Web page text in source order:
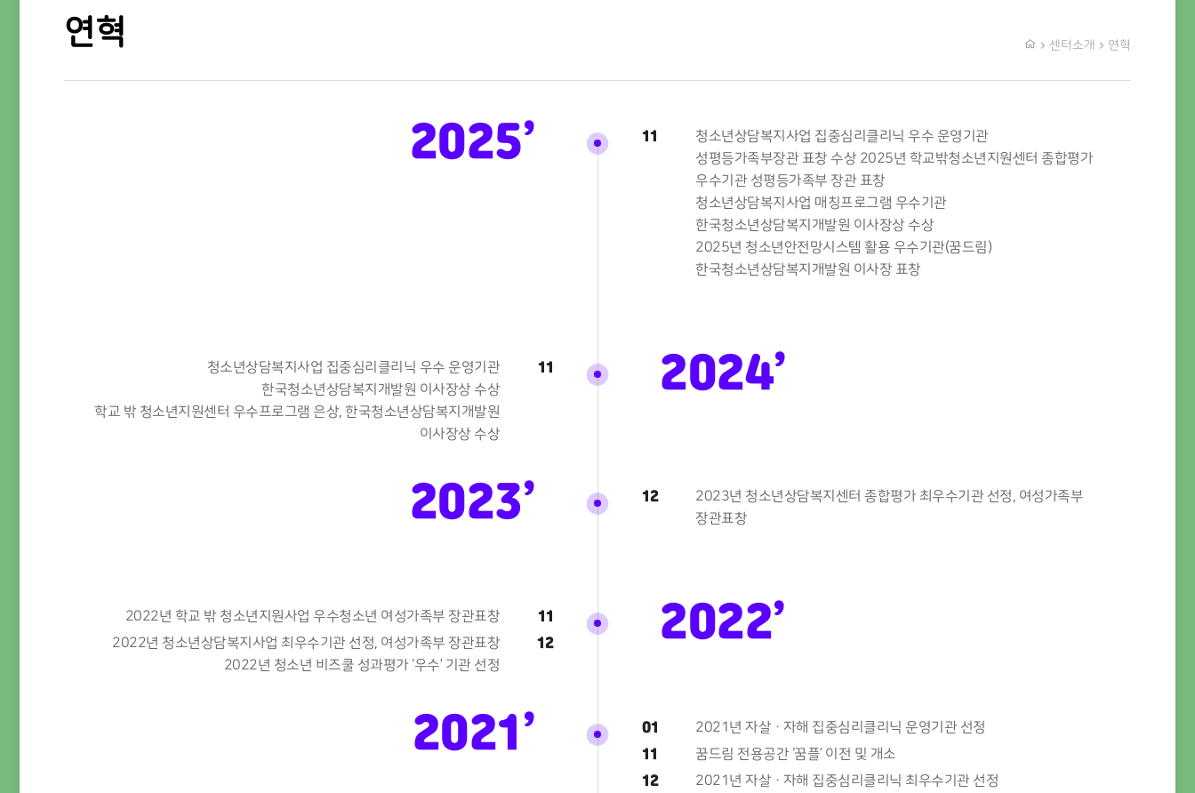
연혁 센터소개 연혁
2025’ 11
청소년상담복지사업 집중심리클리닉 우수 운영기관
성평등가족부장관 표창 수상 2025년 학교밖청소년지원센터 종합평가
우수기관 성평등가족부 장관 표창
청소년상담복지사업 매칭프로그램 우수기관
한국청소년상담복지개발원 이사장상 수상
2025년 청소년안전망시스템 활용 우수기관(꿈드림)
한국청소년상담복지개발원 이사장 표창
2024’
11
청소년상담복지사업 집중심리클리닉 우수 운영기관
한국청소년상담복지개발원 이사장상 수상
학교 밖 청소년지원센터 우수프로그램 은상, 한국청소년상담복지개발원
이사장상 수상
2023’ 12
2023년 청소년상담복지센터 종합평가 최우수기관 선정, 여성가족부
장관표창
2022’
11
2022년 학교 밖 청소년지원사업 우수청소년 여성가족부 장관표창
12
2022년 청소년상담복지사업 최우수기관 선정, 여성가족부 장관표창
2022년 청소년 비즈쿨 성과평가 ‘우수’ 기관 선정
2021’ 01 2021년 자살 · 자해 집중심리클리닉 운영기관 선정
11 꿈드림 전용공간 ‘꿈플’ 이전 및 개소
12
2021년 자살 · 자해 집중심리클리닉 최우수기관 선정